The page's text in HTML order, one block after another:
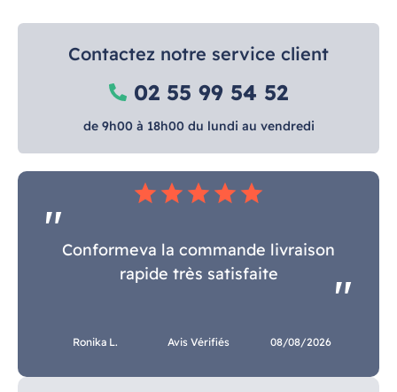
Contactez notre service client
02 55 99 54 52
de 9h00 à 18h00 du lundi au vendredi
star star star star star
Conformeva la commande livraison
rapide très satisfaite
Ronika L. Avis Vérifiés 08/08/2026